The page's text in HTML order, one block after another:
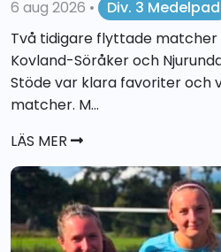
6 aug 2026 •
Div. 3 Medelpad
Två tidigare flyttade matcher
Kovland-Söråker och
Stöde var klara favoriter och
matcher. M...
LÄS MER